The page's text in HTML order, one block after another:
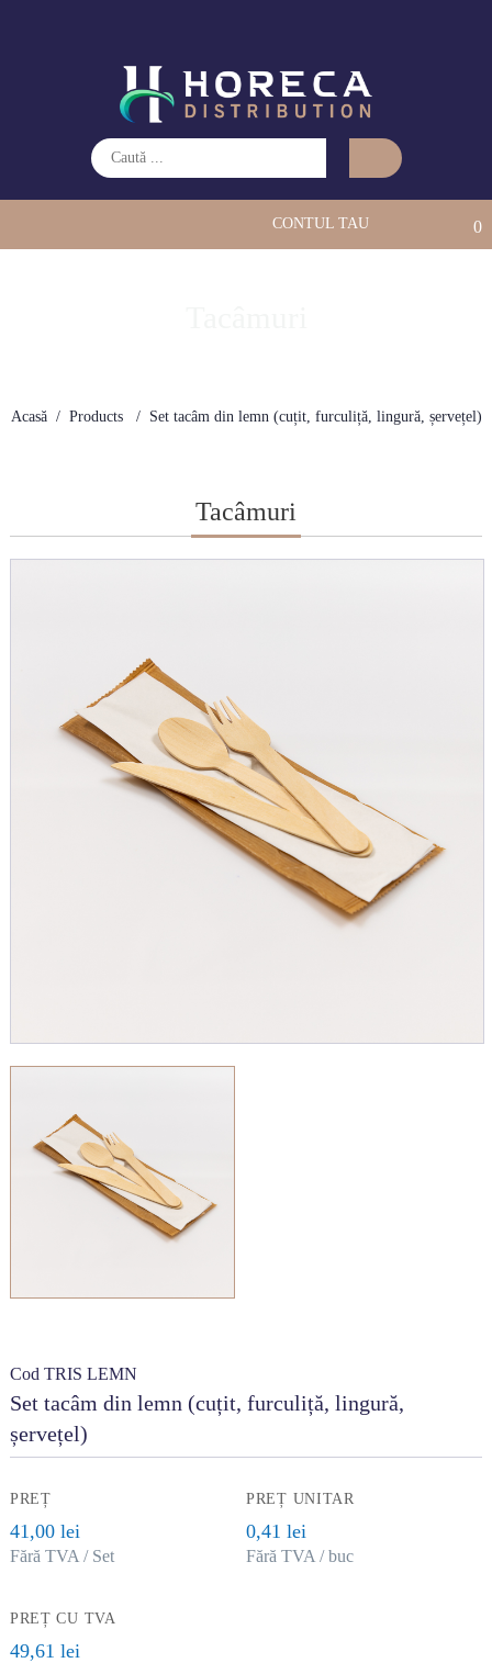
CONTUL TAU 0
Acasă Products Set tacâm din lemn (cuțit, furculiță, lingură, șervețel)
Tacâmuri
Cod TRIS LEMN
Set tacâm din lemn (cuțit, furculiță, lingură,
șervețel)
PREȚ
41,00 lei
Fără TVA / Set
PREȚ UNITAR
0,41 lei
Fără TVA / buc
PREȚ CU TVA
49,61 lei